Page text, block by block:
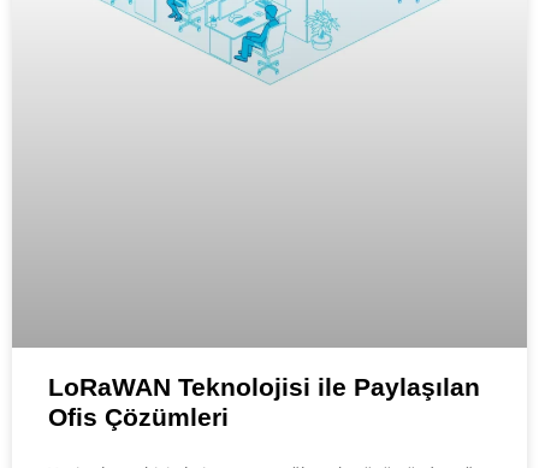
LoRaWAN Teknolojisi ile Paylaşılan
Ofis Çözümleri